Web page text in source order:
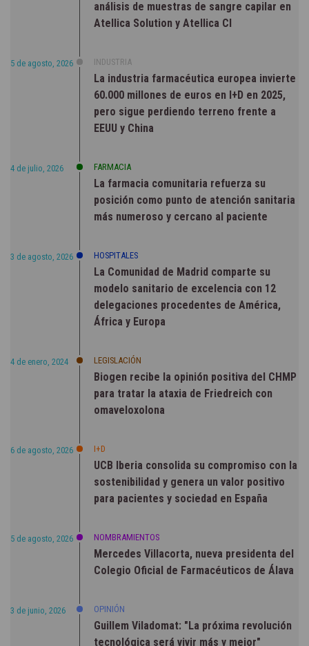
análisis de muestras de sangre capilar en
Atellica Solution y Atellica CI
5 de agosto, 2026 INDUSTRIA
La industria farmacéutica europea invierte
60.000 millones de euros en I+D en 2025,
pero sigue perdiendo terreno frente a
EEUU y China
4 de julio, 2026 FARMACIA
La farmacia comunitaria refuerza su
posición como punto de atención sanitaria
más numeroso y cercano al paciente
3 de agosto, 2026 HOSPITALES
La Comunidad de Madrid comparte su
modelo sanitario de excelencia con 12
delegaciones procedentes de América,
África y Europa
4 de enero, 2024 LEGISLACIÓN
Biogen recibe la opinión positiva del CHMP
para tratar la ataxia de Friedreich con
omaveloxolona
6 de agosto, 2026 I+D
UCB Iberia consolida su compromiso con la
sostenibilidad y genera un valor positivo
para pacientes y sociedad en España
5 de agosto, 2026 NOMBRAMIENTOS
Mercedes Villacorta, nueva presidenta del
Colegio Oficial de Farmacéuticos de Álava
3 de junio, 2026 OPINIÓN
Guillem Viladomat: "La próxima revolución
tecnológica será vivir más y mejor"